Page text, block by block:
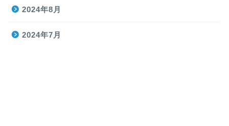
2024年8月
2024年7月